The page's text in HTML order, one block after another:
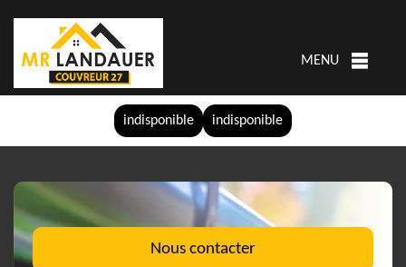
indisponible indisponible
MENU
Nous contacter